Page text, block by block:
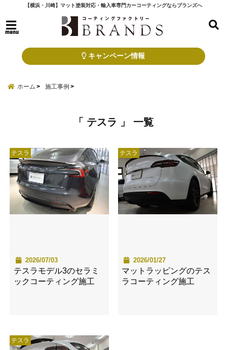
【横浜・川崎】マット塗装対応・輸入車専門カーコーティングならブランズへ
menu
キャンペーン情報
ホーム 施工事例
「 テスラ 」 一覧
テスラ
2026/07/03
テスラモデル3のセラミ
ックコーティング施工
テスラ
2026/01/27
マットラッピングのテス
ラコーティング施工
テスラ